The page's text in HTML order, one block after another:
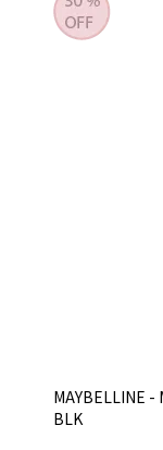
MAYBELLINE -
BLK